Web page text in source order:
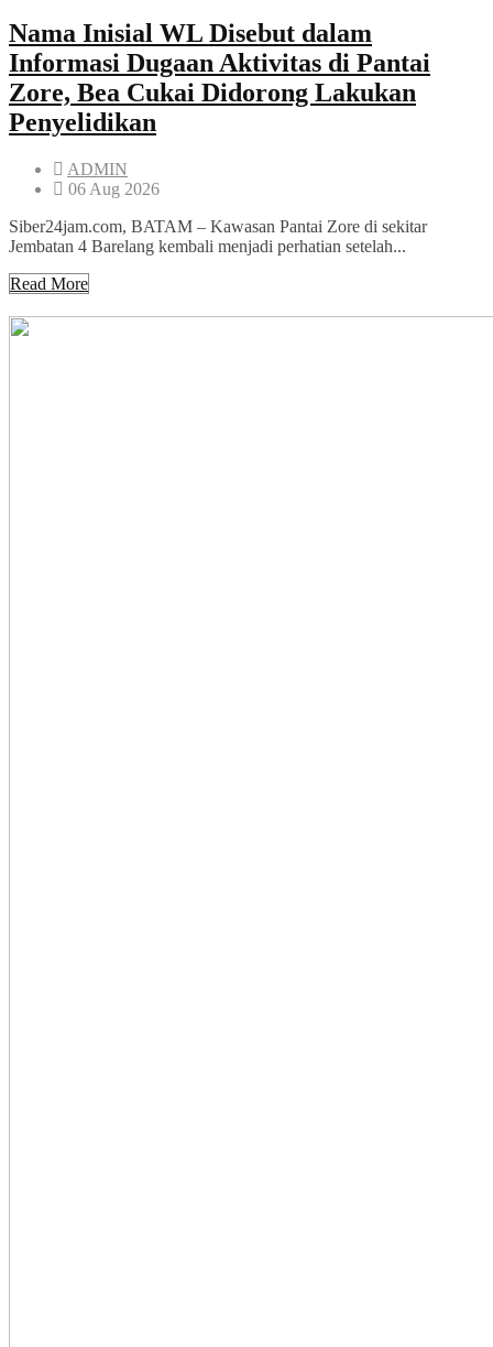
Nama Inisial WL Disebut dalam
Informasi Dugaan Aktivitas di Pantai
Zore, Bea Cukai Didorong Lakukan
Penyelidikan
ADMIN
06 Aug 2026
Siber24jam.com, BATAM – Kawasan Pantai Zore di sekitar
Jembatan 4 Barelang kembali menjadi perhatian setelah...
Read More